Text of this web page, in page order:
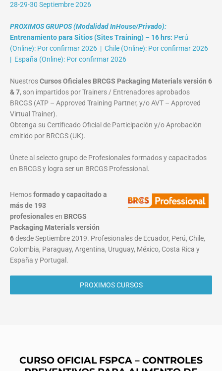
28-29-30 Septiembre 2026
PROXIMOS GRUPOS (Modalidad InHouse/Privado):
Entrenamiento para Sitios (Sites Training) – 16 hrs: Perú
(Online): Por confirmar 2026 | Chile (Online): Por confirmar 2026
| España (Online): Por confirmar 2026
NuestrosCursos Oficiales BRCGS Packaging Materials versión 6
& 7, son impartidos por Trainers / Entrenadores aprobados
BRCGS (ATP – Approved Training Partner, y/o AVT – Approved
Virtual Trainer).
Obtenga su Certificado Oficial de Participación y/o Aprobación
emitido por BRCGS (UK).
Únete al selecto grupo de Profesionales formados y capacitados
en BRCGS y logra ser un BRCGS Professional.
Hemosformado y capacitado a
más de 193
profesionalesen BRCGS
Packaging Materialsversión
6desde Septiembre 2019. Profesionales de Ecuador, Perú, Chile,
Colombia, Paraguay, Argentina, Uruguay, México, Costa Rica y
España y Portugal.
PROXIMOS CURSOS
CURSO OFICIAL FSPCA – CONTROLES